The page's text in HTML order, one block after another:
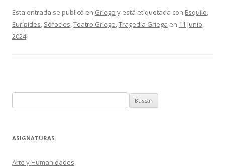
Esta entrada se publicó en Griego y está etiquetada con Esquilo,
Eurípides, Sófocles,Teatro Griego,Tragedia Griega en 11 junio,
2024.
ASIGNATURAS
Arte y Humanidades